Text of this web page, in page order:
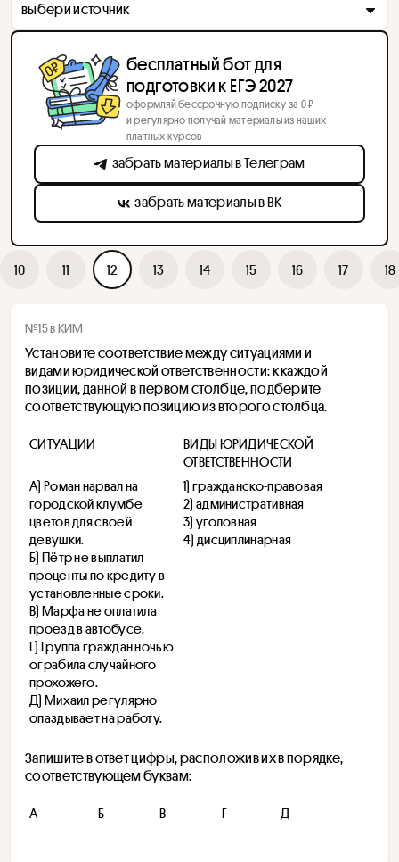
выбери источник
10 11 12 13 14 15 16 17 18
№15 в КИМ
Установите соответствие между ситуациями и
видами юридической ответственности: к каждой
позиции, данной в первом столбце, подберите
соответствующую позицию из второго столбца.
СИТУАЦИИ
ВИДЫ ЮРИДИЧЕСКОЙ
ОТВЕТСТВЕННОСТИ
А) Роман нарвал на
городской клумбе
цветов для своей
девушки.
Б) Пётр не выплатил
проценты по кредиту в
установленные сроки.
В) Марфа не оплатила
проезд в автобусе.
Г) Группа граждан ночью
ограбила случайного
прохожего.
Д) Михаил регулярно
опаздывает на работу.
1) гражданско-правовая
2) административная
3) уголовная
4) дисциплинарная
Запишите в ответ цифры, расположив их в порядке,
соответствующем буквам:
A Б В Г Д
бесплатный бот для
подготовки к ЕГЭ 2027
оформляй бессрочную подписку за 0 ₽
и регулярно получай материалы из наших
платных курсов
забрать материалы в Телеграм
забрать материалы в ВК